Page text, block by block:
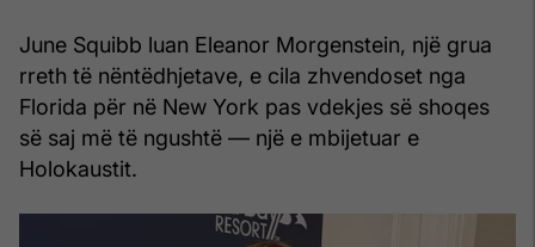
June Squibb luan Eleanor Morgenstein, një grua
rreth të nëntëdhjetave, e cila zhvendoset nga
Florida për në New York pas vdekjes së shoqes
së saj më të ngushtë — një e mbijetuar e
Holokaustit.